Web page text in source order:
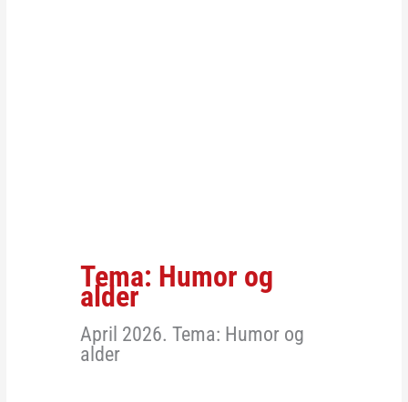
Tema: Humor og
alder
April 2026. Tema: Humor og
alder